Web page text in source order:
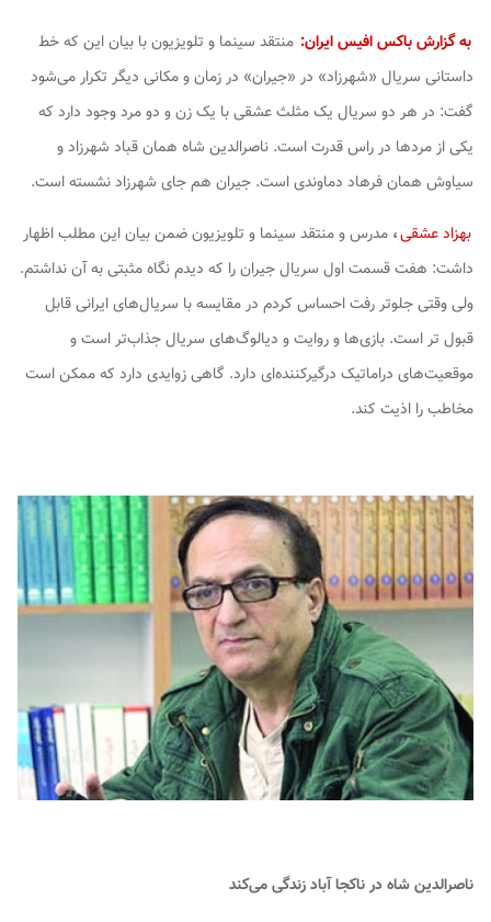
به گزارش باکس افیس ایران: منتقد سینما و تلویزیون با بیان این که خط
داستانی سریال «شهرزاد» در «جیران» در زمان و مکانی دیگر تکرار می‌شود
گفت: در هر دو سریال یک مثلث عشقی با یک زن و دو مرد وجود دارد که
یکی از مردها در راس قدرت است. ناصرالدین شاه همان قباد شهرزاد و
سیاوش همان فرهاد دماوندی است. جیران هم جای شهرزاد نشسته است.
بهزاد عشقی، مدرس و منتقد سینما و تلویزیون ضمن بیان این مطلب اظهار
داشت: هفت قسمت اول سریالجیرانرا که دیدم نگاه مثبتی به آن نداشتم.
ولی وقتی جلوتر رفت احساس کردم در مقایسه با سریال‌های ایرانی قابل
قبول تر است. بازی‌ها و روایت و دیالوگ‌های سریال جذاب‌تر است و
موقعیت‌های دراماتیک درگیرکننده‌ای دارد. گاهی زوایدی دارد که ممکن است
مخاطب را اذیت کند.
ناصرالدین شاه در ناکجا آباد زندگی می‌کند